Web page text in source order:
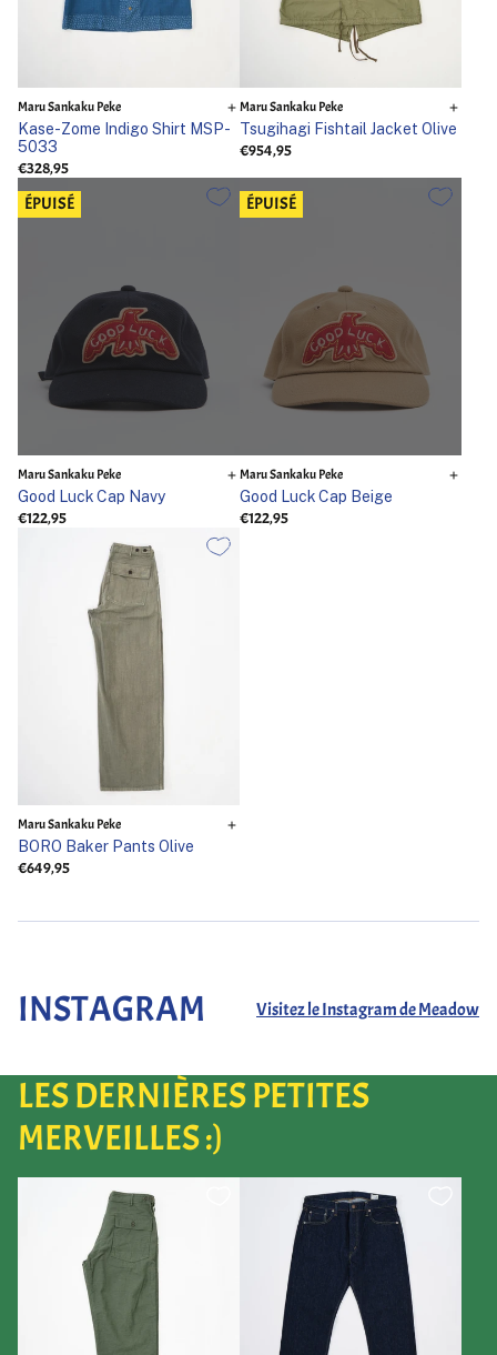
Maru Sankaku Peke
Kase-Zome Indigo Shirt MSP-
5033
€328,95
Maru Sankaku Peke
Tsugihagi Fishtail Jacket Olive
€954,95
ÉPUISÉ
Maru Sankaku Peke
Good Luck Cap Navy
€122,95
ÉPUISÉ
Maru Sankaku Peke
Good Luck Cap Beige
€122,95
Maru Sankaku Peke
BORO Baker Pants Olive
€649,95
INSTAGRAM Visitez le Instagram de Meadow
LES DERNIÈRES PETITES
MERVEILLES :)